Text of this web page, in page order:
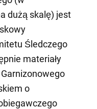
dużą skalę) jest
Śledczego
materiały
o